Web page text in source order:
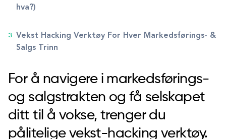
hva?)
Vekst Hacking Verktøy For Hver Markedsførings- &
Salgs Trinn
For å navigere i markedsførings-
og salgstrakten og få selskapet
ditt til å vokse, trenger du
pålitelige vekst-hacking verktøy.